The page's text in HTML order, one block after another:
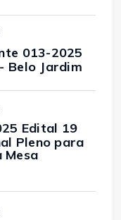
013-2025
Belo Jardim
Edital 19
Pleno para
Mesa